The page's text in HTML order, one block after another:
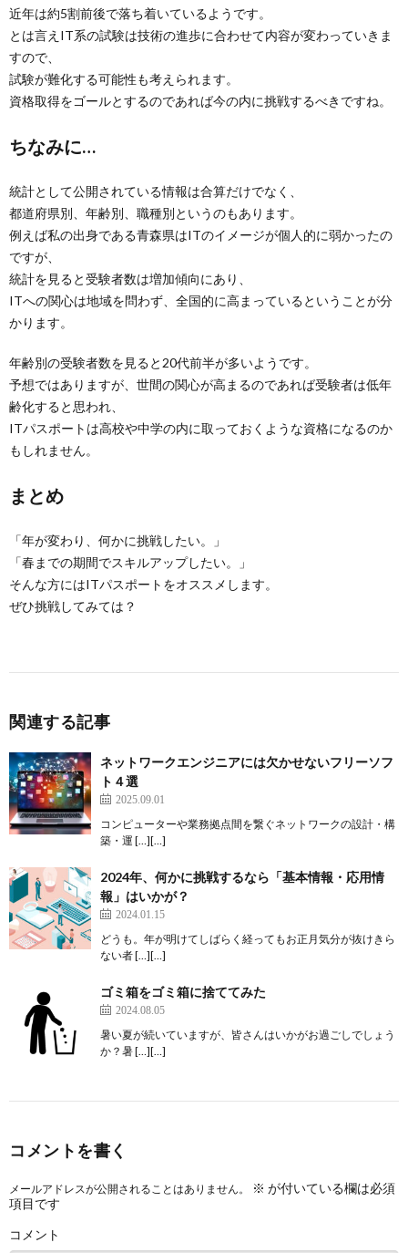
近年は約5割前後で落ち着いているようです。
とは言えIT系の試験は技術の進歩に合わせて内容が変わっていきま
すので、
試験が難化する可能性も考えられます。
資格取得をゴールとするのであれば今の内に挑戦するべきですね。
ちなみに…
統計として公開されている情報は合算だけでなく、
都道府県別、年齢別、職種別というのもあります。
例えば私の出身である青森県はITのイメージが個人的に弱かったの
ですが、
統計を見ると受験者数は増加傾向にあり、
ITへの関心は地域を問わず、全国的に高まっているということが分
かります。
年齢別の受験者数を見ると20代前半が多いようです。
予想ではありますが、世間の関心が高まるのであれば受験者は低年
齢化すると思われ、
ITパスポートは高校や中学の内に取っておくような資格になるのか
もしれません。
まとめ
「年が変わり、何かに挑戦したい。」
「春までの期間でスキルアップしたい。」
そんな方にはITパスポートをオススメします。
ぜひ挑戦してみては？
関連する記事
ネットワークエンジニアには欠かせないフリーソフ
ト４選
2025.09.01
コンピューターや業務拠点間を繋ぐネットワークの設計・構
築・運 […][…]
2024年、何かに挑戦するなら「基本情報・応用情
報」はいかが？
2024.01.15
どうも。年が明けてしばらく経ってもお正月気分が抜けきら
ない者 […][…]
ゴミ箱をゴミ箱に捨ててみた
2024.08.05
暑い夏が続いていますが、皆さんはいかがお過ごしでしょう
か？暑 […][…]
コメントを書く
メールアドレスが公開されることはありません。 ※ が付いている欄は必須
項目です
コメント